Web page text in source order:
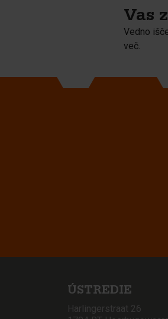
Vas
Vedno
več.
ÚSTREDIE
Harlingerstraat 26